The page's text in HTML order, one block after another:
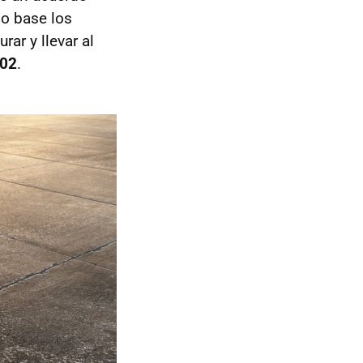
base los
y llevar al
.